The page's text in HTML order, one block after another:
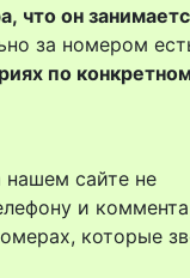
что он
за номером
по
сайте не
и
которые